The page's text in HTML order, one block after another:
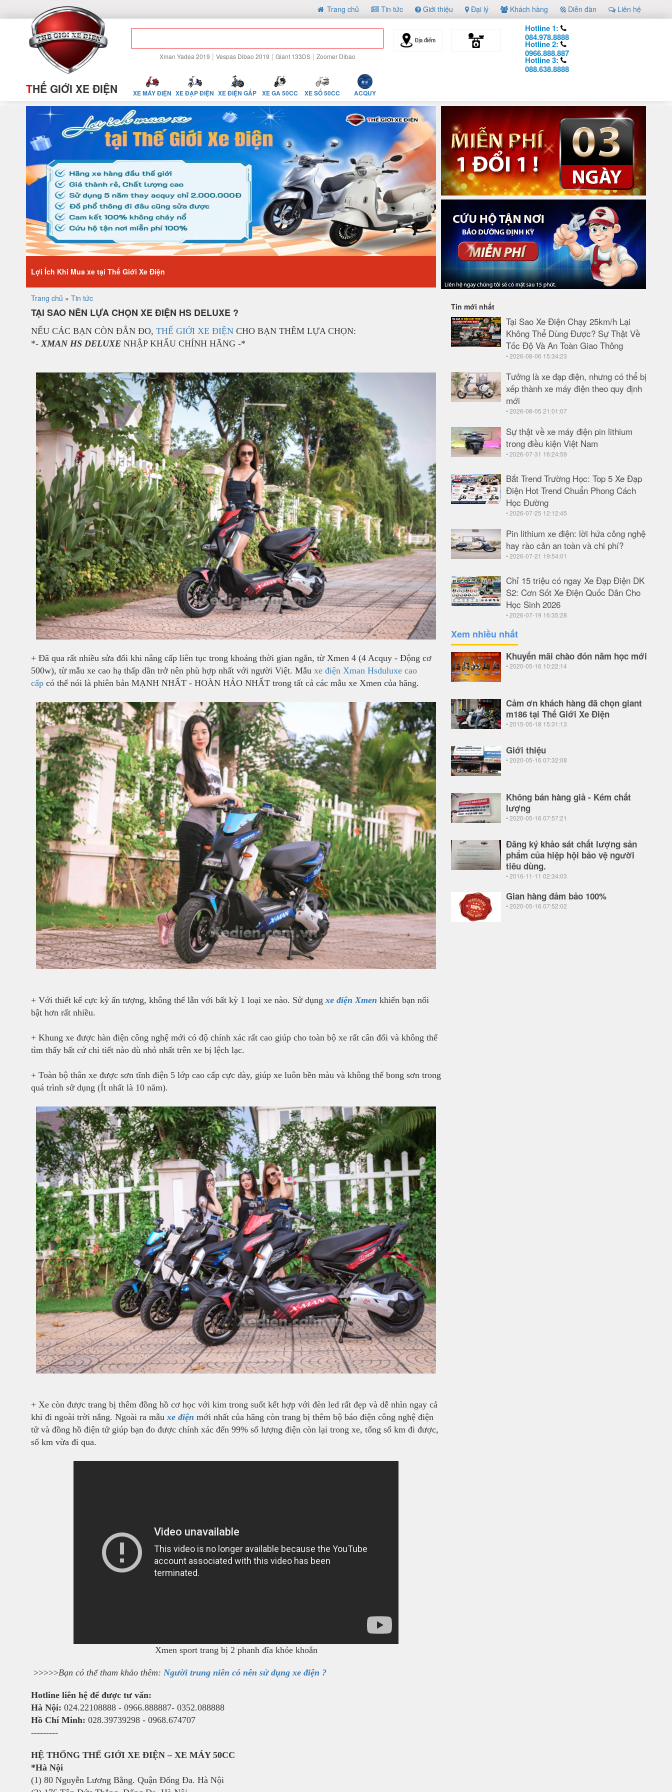
Liên hệ
Diễn đàn
Khách hàng
Đại lý
Giới thiệu
Tin tức
Trang chủ
THẾ GIỚI XE ĐIỆN
Xman Yadea 2019 | Vespas Dibao 2019 | Giant 133DS | Zoomer Dibao
Hotline 1:
084.978.8888
Hotline 2:
0966.888.887
Hotline 3:
088.638.8888
XE MÁY ĐIỆN XE ĐẠP ĐIỆN XE ĐIỆN GẤP XE GA 50CC XE SỐ 50CC ACQUY
Lợi Ích Khi Mua xe tại Thế Giới Xe Điện
Trang chủ » Tin tức
TẠI SAO NÊN LỰA CHỌN XE ĐIỆN HS DELUXE ?
NẾU CÁC BẠN CÒN ĐẮN ĐO, THẾ GIỚI XE ĐIỆN CHO BẠN THÊM LỰA CHỌN:
*-XMAN HS DELUXE NHẬP KHẨU CHÍNH HÃNG -*
+ Đã qua rất nhiều sửa đổi khi nâng cấp liên tục trong khoảng thời gian ngắn, từ Xmen 4 (4 Acquy - Động cơ
500w), từ mẫu xe cao hạ thấp dần trở nên phù hợp nhất với người Việt. Mẫu xe điện Xman Hsduluxe cao
cấp có thể nói là phiên bản MẠNH NHẤT - HOÀN HẢO NHẤT trong tất cả các mẫu xe Xmen của hãng.
+ Với thiết kế cực kỳ ấn tượng, không thể lẫn với bất kỳ 1 loại xe nào. Sử dụngxe điện Xmen khiến bạn nổi
bật hơn rất nhiều.
+ Khung xe được hàn điện công nghệ mới có độ chính xác rất cao giúp cho toàn bộ xe rất cân đối và không thể
tìm thấy bất cứ chi tiết nào dù nhỏ nhất trên xe bị lệch lạc.
+ Toàn bộ thân xe được sơn tĩnh điện 5 lớp cao cấp cực dày, giúp xe luôn bền màu và không thể bong sơn trong
quá trình sử dụng (Ít nhất là 10 năm).
+ Xe còn được trang bị thêm đồng hồ cơ học với kim trong suốt kết hợp với đèn led rất đẹp và dễ nhìn ngay cả
khi đi ngoài trời nắng. Ngoài ra mẫu xe điện mới nhất của hãng còn trang bị thêm bộ báo điện công nghệ điện
tử và đồng hồ điện tử giúp bạn đo được chính xác đến 99% số lượng điện còn lại trong xe, tổng số km đi được,
số km vừa đi qua.
Xmen sport trang bị 2 phanh đĩa khỏe khoắn
>>>>>Bạn có thể tham khảo thêm: Người trung niên có nên sử dụng xe điện ?
Hotline liên hệ để được tư vấn:
Hà Nội: 024.22108888 - 0966.888887- 0352.088888
Hồ Chí Minh: 028.39739298 - 0968.674707
---------
HỆ THỐNG THẾ GIỚI XE ĐIỆN – XE MÁY 50CC
*Hà Nội
(1) 80 Nguyễn Lương Bằng. Quận Đống Đa. Hà Nội
Tin mới nhất
Tại Sao Xe Điện Chạy 25km/h Lại
Không Thể Dùng Được? Sự Thật Về
Tốc Độ Và An Toàn Giao Thông
• 2026-08-06 15:34:23
Tưởng là xe đạp điện, nhưng có thể bị
xếp thành xe máy điện theo quy định
mới
• 2026-08-05 21:01:07
Sự thật về xe máy điện pin lithium
trong điều kiện Việt Nam
• 2026-07-31 16:24:59
Bắt Trend Trường Học: Top 5 Xe Đạp
Điện Hot Trend Chuẩn Phong Cách
Học Đường
• 2026-07-25 12:12:45
Pin lithium xe điện: lời hứa công nghệ
hay rào cản an toàn và chi phí?
• 2026-07-21 19:54:01
Chỉ 15 triệu có ngay Xe Đạp Điện DK
S2: Cơn Sốt Xe Điện Quốc Dân Cho
Học Sinh 2026
• 2026-07-19 16:35:28
Xem nhiều nhất
Khuyến mãi chào đón năm học mới
• 2020-05-16 10:22:14
Cảm ơn khách hàng đã chọn giant
m186 tại Thế Giới Xe Điện
• 2015-05-18 15:31:13
Giới thiệu
• 2020-05-16 07:32:08
Không bán hàng giả - Kém chất
lượng
• 2020-05-16 07:57:21
Đăng ký khảo sát chất lượng sản
phẩm của hiệp hội bảo vệ người
tiêu dùng.
• 2016-11-11 02:34:03
Gian hàng đảm bảo 100%
• 2020-05-16 07:52:02